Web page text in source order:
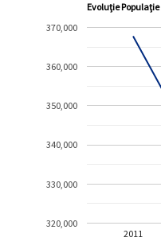
Evoluție Populație
2011
320,000
330,000
340,000
350,000
360,000
370,000